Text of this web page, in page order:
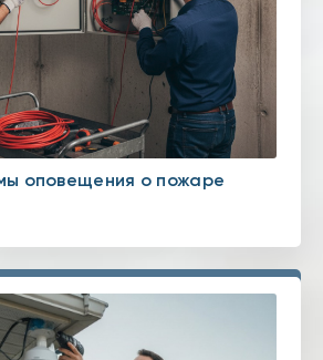
оповещения о пожаре